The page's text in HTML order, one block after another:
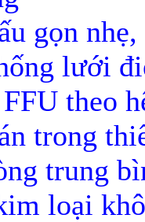
gọn
lưới
theo
trong
trung
loại